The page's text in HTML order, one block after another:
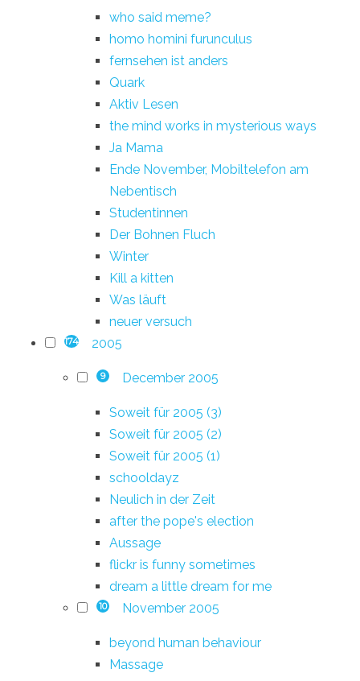
who said meme?
homo homini furunculus
fernsehen ist anders
Quark
Aktiv Lesen
the mind works in mysterious ways
Ja Mama
Ende November, Mobiltelefon am
Nebentisch
Studentinnen
Der Bohnen Fluch
Winter
Kill a kitten
Was läuft
neuer versuch
174 2005
9 December 2005
Soweit für 2005 (3)
Soweit für 2005 (2)
Soweit für 2005 (1)
schooldayz
Neulich in der Zeit
after the pope's election
Aussage
flickr is funny sometimes
dream a little dream for me
10 November 2005
beyond human behaviour
Massage